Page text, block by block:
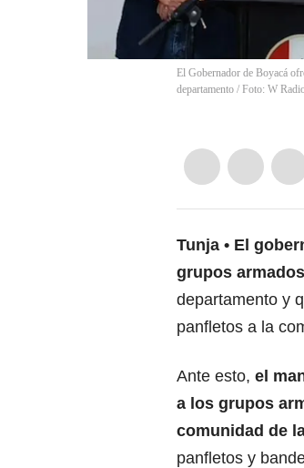
El Gobernador de Boyacá
departamento / Foto: W
Tunja
El
grupos
departamento y
panfletos a la
Ante esto, el
a los grupos
comunidad de
panfletos y